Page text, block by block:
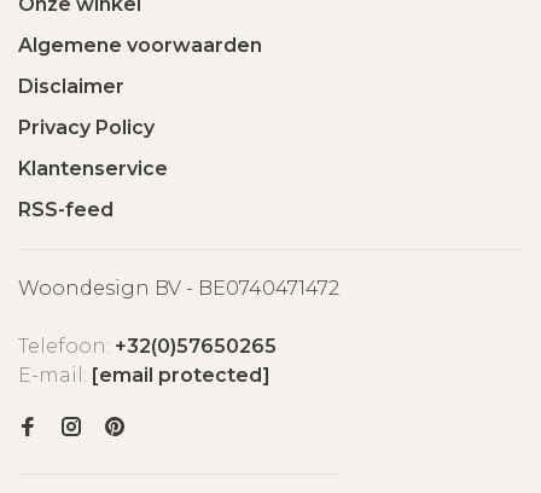
Algemene voorwaarden
Disclaimer
Privacy Policy
Klantenservice
RSS-feed
Woondesign BV - BE0740471472
Telefoon: +32(0)57650265
E-mail: [email protected]